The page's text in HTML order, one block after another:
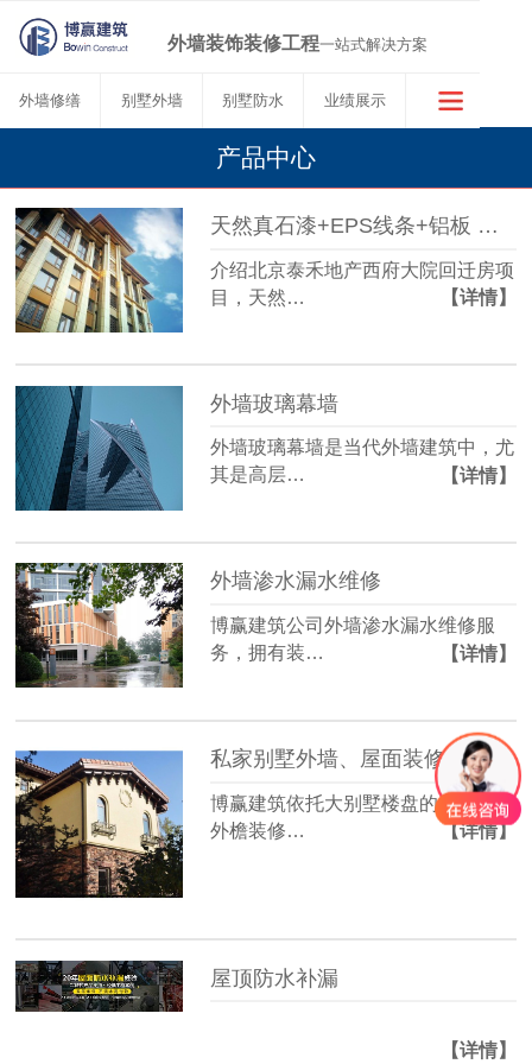
外墙装饰装修工程一站式解决方案
外墙修缮 别墅外墙 别墅防水 业绩展示
产品中心
天然真石漆+EPS线条+铝板 外墙装修效果图_北京博赢天下
介绍北京泰禾地产西府大院回迁房项
目，天然…
【详情】
外墙玻璃幕墙
外墙玻璃幕墙是当代外墙建筑中，尤
其是高层…
【详情】
外墙渗水漏水维修
博赢建筑公司外墙渗水漏水维修服
务，拥有装…
【详情】
私家别墅外墙、屋面装修
博赢建筑依托大别墅楼盘的别墅整体
外檐装修…
【详情】
屋顶防水补漏
【详情】